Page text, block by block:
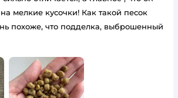
мелкие кусочки! Как такой песок
похоже, что подделка, выброшенный